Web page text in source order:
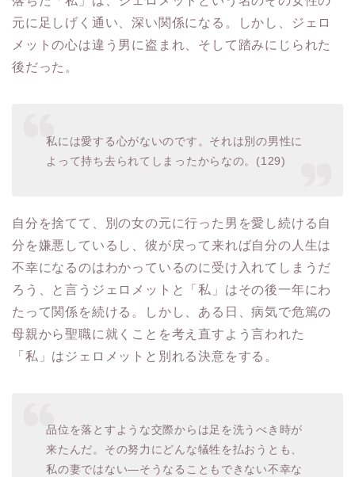
元に足しげく通い、深い関係になる。しかし、ジェロ
メットの心は違う男に盗まれ、そして踏みにじられた
後だった。
私には愛する心がないのです。それは別の男性に
よって持ち去られてしまったからなの。(129)
自分を捨てて、別の女の元に行った男を愛し続ける自
分を嫌悪しているし、彼が戻って来れば自分の人生は
不幸になるのはわかっているのに受け入れてしまうだ
ろう、と言うジェロメットと「私」はその後一年にわ
たって関係を続ける。しかし、ある日、病気で危篤の
母親から聖職に就くことを考え直すよう言われた
「私」はジェロメットと別れる決意をする。
品位を落とすような交際からは足を洗うべき時が
来たんだ。その努力にどんな犠牲を払おうとも、
私の妻ではない―そうなることもできない不幸な